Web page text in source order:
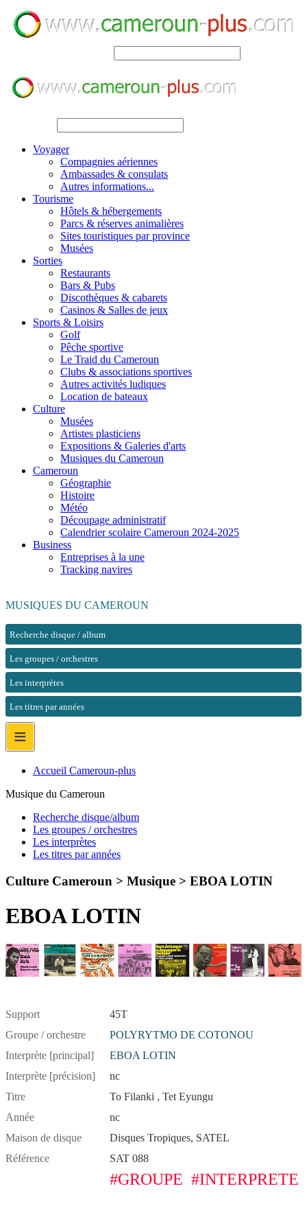
Voyager
Compagnies aériennes
Ambassades & consulats
Autres informations...
Tourisme
Hôtels & hébergements
Parcs & réserves animalières
Sites touristiques par province
Musées
Sorties
Restaurants
Bars & Pubs
Discothèques & cabarets
Casinos & Salles de jeux
Sports & Loisirs
Golf
Pêche sportive
Le Traid du Cameroun
Clubs & associations sportives
Autres activités ludiques
Location de bateaux
Culture
Musées
Artistes plasticiens
Expositions & Galeries d'arts
Musiques du Cameroun
Cameroun
Géographie
Histoire
Météo
Découpage administratif
Calendrier scolaire Cameroun 2024-2025
Business
Entreprises à la une
Tracking navires
MUSIQUES DU CAMEROUN
Recherche disque / album
Les groupes / orchestres
Les interprètes
Les titres par années
≡
Accueil Cameroun-plus
Musique du Cameroun
Recherche disque/album
Les groupes / orchestres
Les interprètes
Les titres par années
Culture Cameroun > Musique > EBOA LOTIN
EBOA LOTIN
Support
45T
Groupe / orchestre
POLYRYTMO DE COTONOU
Interprète [principal]
EBOA LOTIN
Interprète [précision]
nc
Titre
To Filanki , Tet Eyungu
Année
nc
Maison de disque
Disques Tropiques, SATEL
Référence
SAT 088
#GROUPE #INTERPRETE